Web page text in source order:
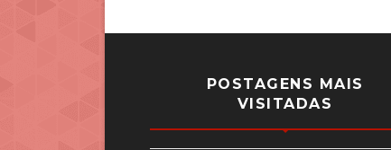
POSTAGENS MAIS
VISITADAS